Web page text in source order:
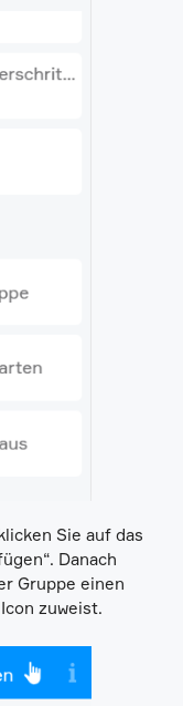
Sie auf das
Danach
Gruppe einen
zuweist.